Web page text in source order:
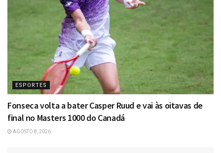
ESPORTES
Fonseca volta a bater Casper Ruud e vai às oitavas de
final no Masters 1000 do Canadá
AGOSTO 8, 2026